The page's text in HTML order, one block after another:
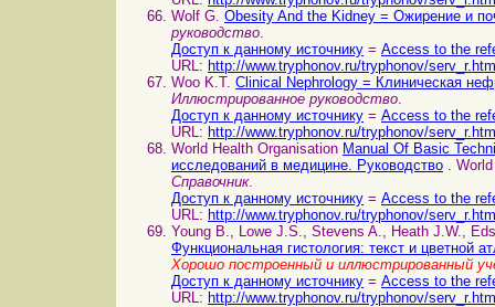
Wolf G. Obesity And the Kidney = Ожирение и
руководство.
Доступ к данному источнику = Access to the
URL: http://www.tryphonov.ru/tryphonov/
Woo K.T. Clinical Nephrology = Клиническая
Иллюстрированное руководство.
Доступ к данному источнику = Access to the
URL: http://www.tryphonov.ru/tryphonov/
World Health Organisation Manual Of Basic
исследований в медицине. Руководство .
Справочник.
Доступ к данному источнику = Access to the
URL: http://www.tryphonov.ru/tryphonov/
Young B., Lowe J.S., Stevens A., Heath J.W.,
Функциональная гистология: текст и цветной
Хорошо построенный и иллюстрированный
Доступ к данному источнику = Access to the
URL: http://www.tryphonov.ru/tryphonov/